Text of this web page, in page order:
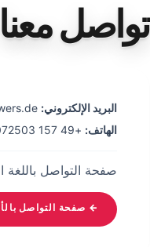
تواصل معنا
البريد الإلكتروني:
الهاتف:
+49 157 31072503
صفحة التواصل باللغة
← صفحة التواصل